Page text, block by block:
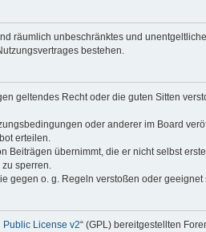
räumlich unbeschränktes und
bestehen.
geltendes Recht oder die guten Sitten
oder anderer im Board
erteilen.
übernimmt, die er nicht selbst
sperren.
o. g. Regeln verstoßen oder
Public License v2“ (GPL) bereitgestellten